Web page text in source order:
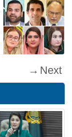
Next →